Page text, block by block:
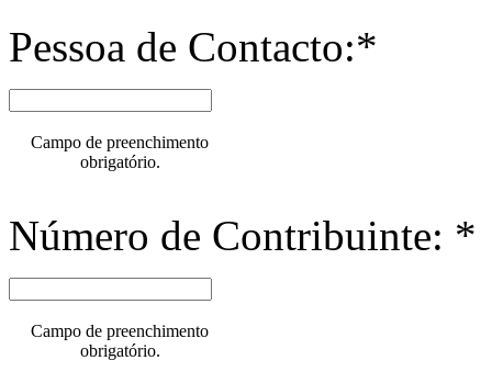
Pessoa de Contacto:*
Campo de preenchimento
obrigatório.
Número de Contribuinte: *
Campo de preenchimento
obrigatório.